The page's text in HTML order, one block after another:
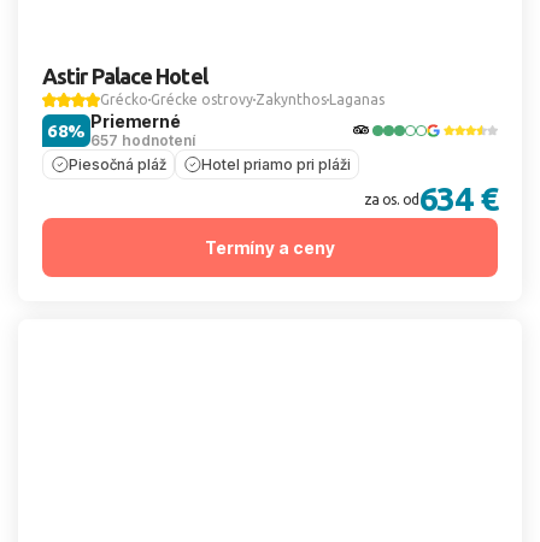
Astir Palace Hotel
Grécko Grécke ostrovy Zakynthos Laganas
Priemerné
657 hodnotení
68%
Piesočná pláž Hotel priamo pri pláži
za os. od 634 €
Termíny a ceny